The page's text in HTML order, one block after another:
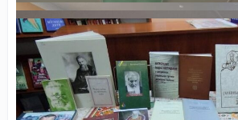
Історичні паралелі та
уроки